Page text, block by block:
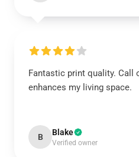
Fantastic print quality. Call
enhances my living space.
B Blake
Verified owner